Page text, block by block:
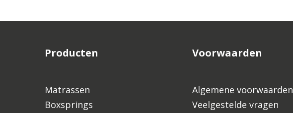
Producten
Matrassen
Boxsprings
Voorwaarden
Algemene voorwaarden
Veelgestelde vragen